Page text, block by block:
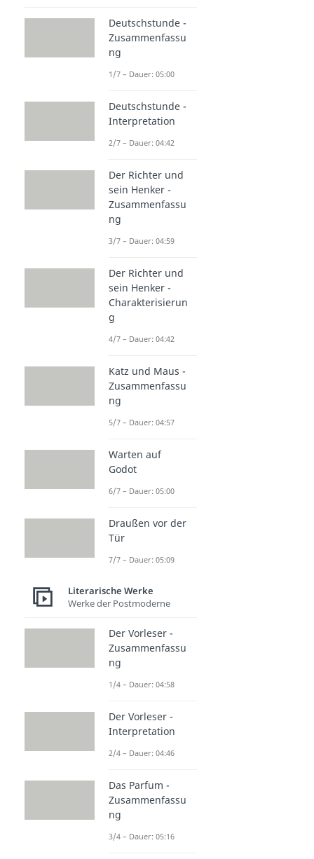
Deutschstunde -
Zusammenfassu
ng
1/7 – Dauer: 05:00
Deutschstunde -
Interpretation
2/7 – Dauer: 04:42
Der Richter und
sein Henker -
Zusammenfassu
ng
3/7 – Dauer: 04:59
Der Richter und
sein Henker -
Charakterisierun
g
4/7 – Dauer: 04:42
Katz und Maus -
Zusammenfassu
ng
5/7 – Dauer: 04:57
Warten auf
Godot
6/7 – Dauer: 05:00
Draußen vor der
Tür
7/7 – Dauer: 05:09
Literarische Werke
Werke der Postmoderne
Der Vorleser -
Zusammenfassu
ng
1/4 – Dauer: 04:58
Der Vorleser -
Interpretation
2/4 – Dauer: 04:46
Das Parfum -
Zusammenfassu
ng
3/4 – Dauer: 05:16